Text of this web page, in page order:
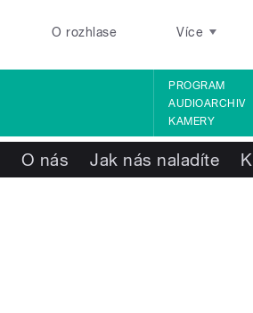
O rozhlase Více
PROGRAM
AUDIOARCHIV
KAMERY
O nás Jak nás naladíte